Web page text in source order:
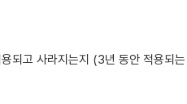
되고 사라지는지 (3년 동안 적용되